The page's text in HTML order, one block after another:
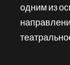
одним из